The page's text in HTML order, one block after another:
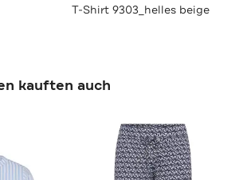
T-Shirt 9303_helles beige
kauften auch